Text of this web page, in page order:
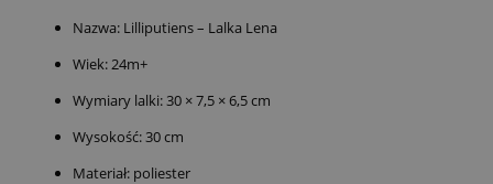
Nazwa: Lilliputiens – Lalka Lena
Wiek: 24m+
Wymiary lalki: 30 × 7,5 × 6,5 cm
Wysokość: 30 cm
Materiał: poliester